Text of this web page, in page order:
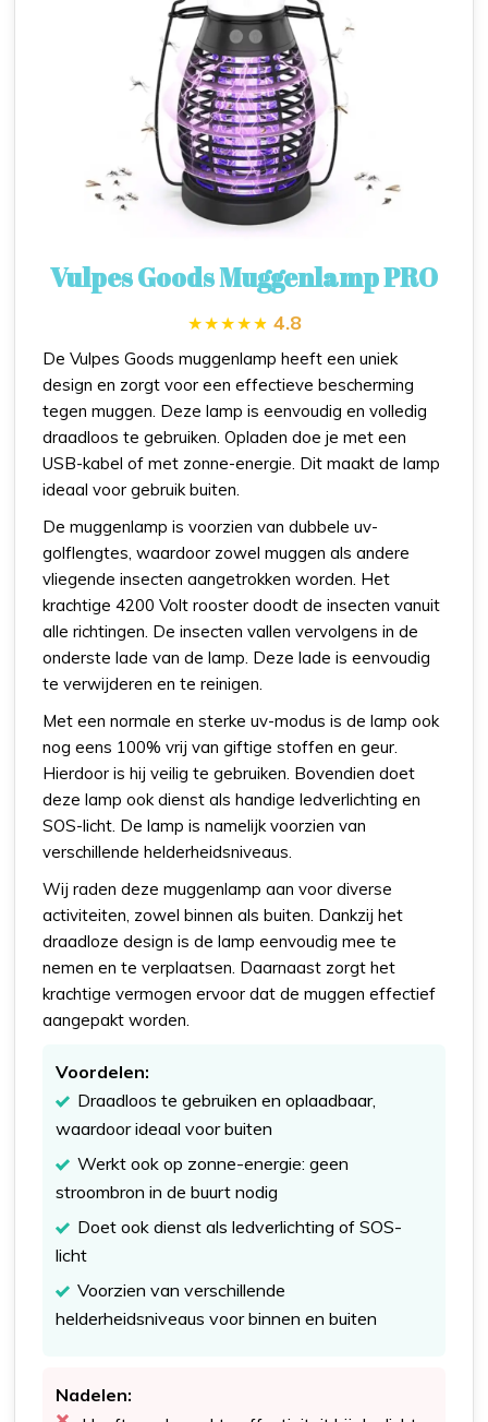
Vulpes Goods Muggenlamp PRO
4.8
De Vulpes Goods muggenlamp heeft een uniek
design en zorgt voor een effectieve bescherming
tegen muggen. Deze lamp is eenvoudig en volledig
draadloos te gebruiken. Opladen doe je met een
USB-kabel of met zonne-energie. Dit maakt de lamp
ideaal voor gebruik buiten.
De muggenlamp is voorzien van dubbele uv-
golflengtes, waardoor zowel muggen als andere
vliegende insecten aangetrokken worden. Het
krachtige 4200 Volt rooster doodt de insecten vanuit
alle richtingen. De insecten vallen vervolgens in de
onderste lade van de lamp. Deze lade is eenvoudig
te verwijderen en te reinigen.
Met een normale en sterke uv-modus is de lamp ook
nog eens 100% vrij van giftige stoffen en geur.
Hierdoor is hij veilig te gebruiken. Bovendien doet
deze lamp ook dienst als handige ledverlichting en
SOS-licht. De lamp is namelijk voorzien van
verschillende helderheidsniveaus.
Wij raden deze muggenlamp aan voor diverse
activiteiten, zowel binnen als buiten. Dankzij het
draadloze design is de lamp eenvoudig mee te
nemen en te verplaatsen. Daarnaast zorgt het
krachtige vermogen ervoor dat de muggen effectief
aangepakt worden.
Voordelen:
Draadloos te gebruiken en oplaadbaar,
waardoor ideaal voor buiten
Werkt ook op zonne-energie: geen
stroombron in de buurt nodig
Doet ook dienst als ledverlichting of SOS-
licht
Voorzien van verschillende
helderheidsniveaus voor binnen en buiten
Nadelen: